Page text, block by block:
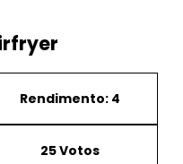
Rendimento: 4
25 Votos